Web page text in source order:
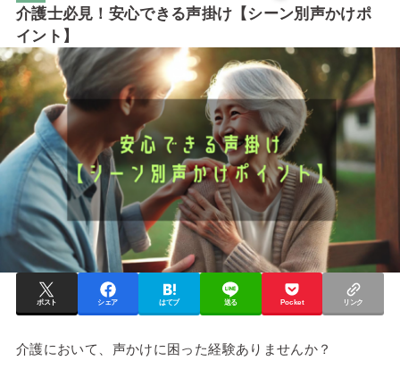
介護士必見！安心できる声掛け【シーン別声かけポ
イント】
ポスト シェア はてブ 送る Pocket リンク
介護において、声かけに困った経験ありませんか？